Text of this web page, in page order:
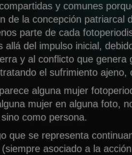
y comunes
de la concepción patriarcal
parte de cada
allá del impulso inicial,
y al conflicto que genera
el sufrimiento ajeno,
alguna mujer
mujer en alguna foto,
como persona.
que se representa
asociado a la